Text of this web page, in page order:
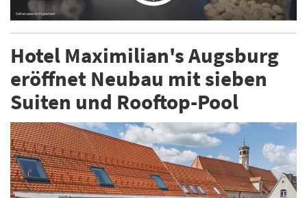
Hotel Maximilian's Augsburg
eröffnet Neubau mit sieben
Suiten und Rooftop-Pool